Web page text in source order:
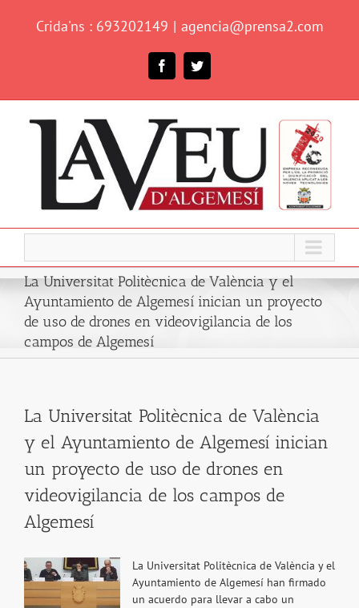
Crida'ns : 693202149 | agencia@prensa2.com
FacebookTwitter
La Universitat Politècnica de València y el
Ayuntamiento de Algemesí inician un proyecto
de uso de drones en videovigilancia de los
campos de Algemesí
La Universitat Politècnica de València
y el Ayuntamiento de Algemesí inician
un proyecto de uso de drones en
videovigilancia de los campos de
Algemesí
La Universitat Politècnica de València y el
Ayuntamiento de Algemesí han firmado
un acuerdo para llevar a cabo un